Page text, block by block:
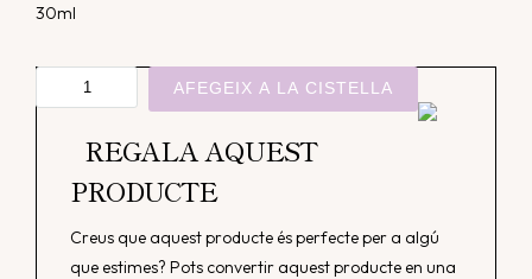
30ml
quantitat
de
Stabilizing
aging
concentrate
AFEGEIX A LA CISTELLA
REGALA AQUEST
PRODUCTE
Creus que aquest producte és perfecte per a algú
que estimes? Pots convertir aquest producte en una